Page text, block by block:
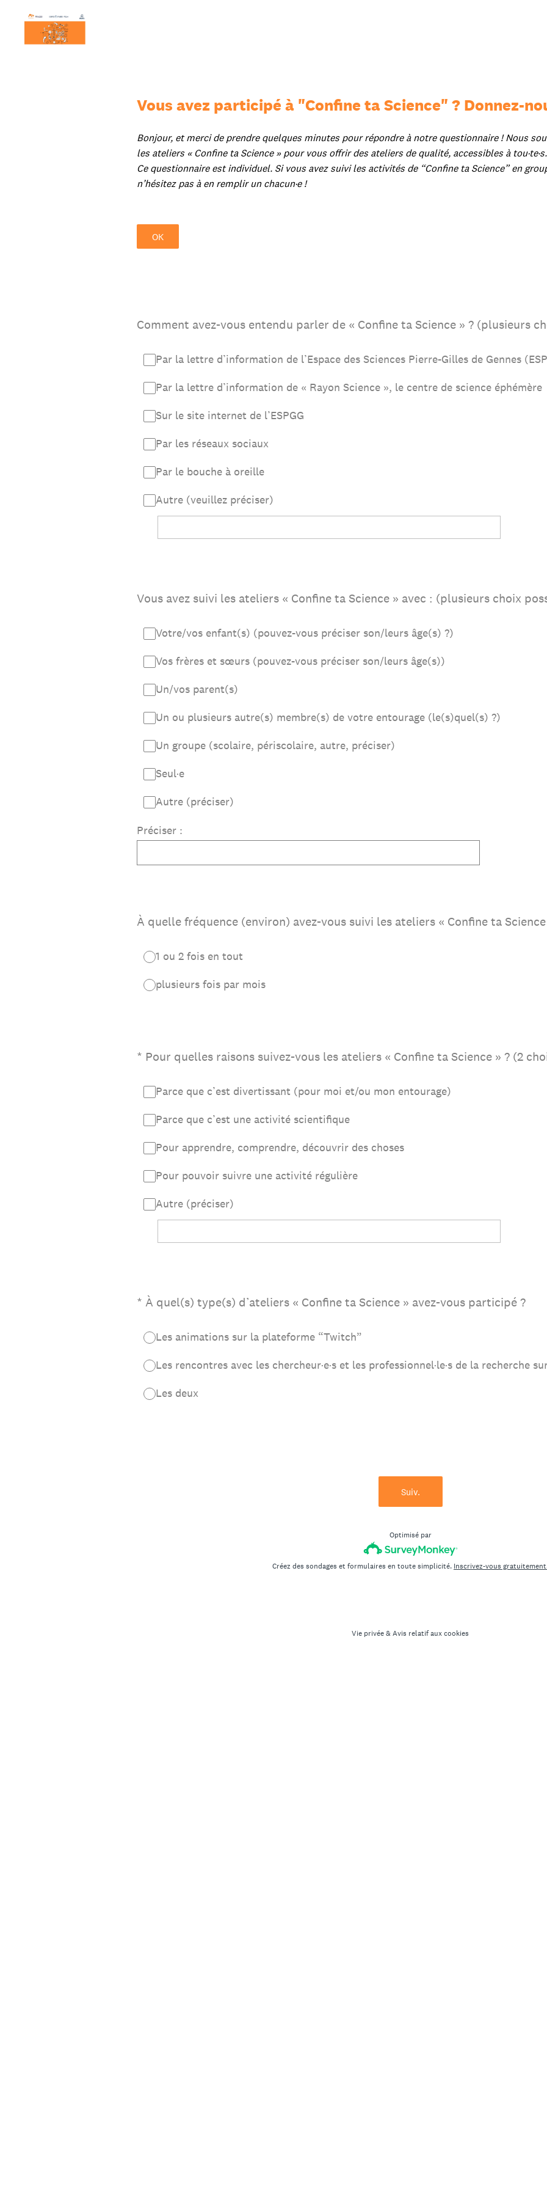
Vous avez participé à "Confine ta Science" ? Donnez-
Bonjour, et merci de prendre quelques minutes pour répondre à notre questionnaire ! Nous
les ateliers « Confine ta Science » pour vous offrir des ateliers de qualité, accessibles à tou·te·s.
Ce questionnaire est individuel. Si vous avez suivi les activités de “Confine ta Science” en
n’hésitez pas à en remplir un chacun·e !
OK
Comment avez-vous entendu parler de « Confine ta Science » ? (plusieurs
Par la lettre d’information de l’Espace des Sciences Pierre-Gilles de Gennes
Par la lettre d’information de « Rayon Science », le centre de science éphémère
Sur le site internet de l’ESPGG
Par les réseaux sociaux
Par le bouche à oreille
Autre (veuillez préciser)
Vous avez suivi les ateliers « Confine ta Science » avec : (plusieurs choix
Votre/vos enfant(s) (pouvez-vous préciser son/leurs âge(s) ?)
Vos frères et sœurs (pouvez-vous préciser son/leurs âge(s))
Un/vos parent(s)
Un ou plusieurs autre(s) membre(s) de votre entourage (le(s)quel(s) ?)
Un groupe (scolaire, périscolaire, autre, préciser)
Seul·e
Autre (préciser)
Préciser :
À quelle fréquence (environ) avez-vous suivi les ateliers « Confine ta Science
1 ou 2 fois en tout
plusieurs fois par mois
* Pour quelles raisons suivez-vous les ateliers « Confine ta Science » ? (2
(Obligatoire)
Parce que c’est divertissant (pour moi et/ou mon entourage)
Parce que c’est une activité scientifique
Pour apprendre, comprendre, découvrir des choses
Pour pouvoir suivre une activité régulière
Autre (préciser)
* À quel(s) type(s) d’ateliers « Confine ta Science » avez-vous participé ?
(Obligatoire)
Les animations sur la plateforme “Twitch”
Les rencontres avec les chercheur·e·s et les professionnel·le·s de la recherche
Les deux
Suiv.
Optimisé par
Créez des sondages et formulaires en toute simplicité. Inscrivez-vous
Vie privée&Avis relatif aux cookies